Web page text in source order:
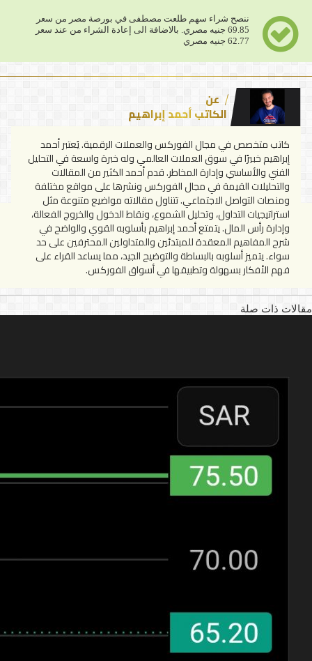
ننصح شراء سهم طلعت مصطفى في بورصة مصر من سعر
69.85 جنيه مصري. بالاضافة الى إعادة الشراء من عند سعر
62.77 جنيه مصري
عن
الكاتب أحمد إبراهيم
كاتب متخصص في مجال الفوركس والعملات الرقمية. يُعتبر أحمد
إبراهيم خبيرًا في سوق العملات العالمي وله خبرة واسعة في التحليل
الفني والأساسي وإدارة المخاطر. قدم أحمد الكثير من المقالات
والتحليلات القيمة في مجال الفوركس ونشرها على مواقع مختلفة
ومنصات التواصل الاجتماعي. تتناول مقالاته مواضيع متنوعة مثل
استراتيجيات التداول، وتحليل الشموع، ونقاط الدخول والخروج الفعالة،
وإدارة رأس المال. يتمتع أحمد إبراهيم بأسلوبه القوي والواضح في
شرح المفاهيم المعقدة للمبتدئين والمتداولين المحترفين على حد
سواء. يتميز أسلوبه بالبساطة والتوضيح الجيد، مما يساعد القراء على
فهم الأفكار بسهولة وتطبيقها في أسواق الفوركس.
مقالات ذات صلة